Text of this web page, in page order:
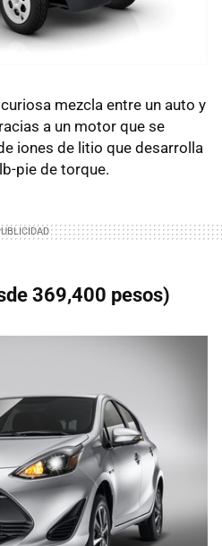
mezcla entre un auto y
a un motor que se
iones de litio que desarrolla
pie de torque.
369,400 pesos)